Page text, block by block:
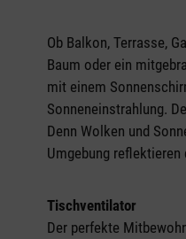
Ob Balkon, Terrasse,
Baum oder ein
mit einem
Sonneneinstrahlung.
Denn Wolken und
Umgebung
Tischventilator
Der perfekte